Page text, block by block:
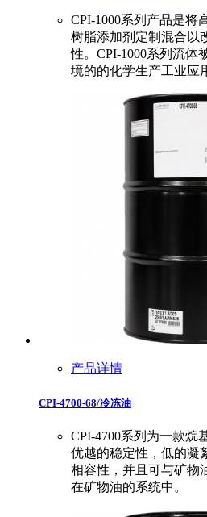
CPI-1000系列产品是将
树脂添加剂定制混合以
性。CPI-1000系列流体
境的的化学生产工业应
产品详情
CPI-4700-68/冷冻油
CPI-4700系列为一款烷
优越的稳定性，低的凝
相容性，并且可与矿物
在矿物油的系统中。